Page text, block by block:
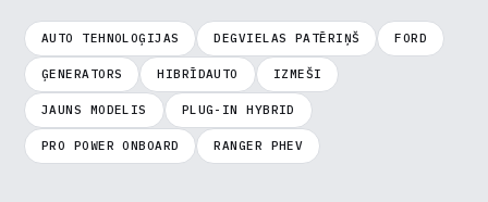
AUTO TEHNOLOĢIJAS DEGVIELAS PATĒRIŅŠ FORD
ĢENERATORS HIBRĪDAUTO IZMEŠI
JAUNS MODELIS PLUG-IN HYBRID
PRO POWER ONBOARD RANGER PHEV
Saglabāt preferences
Pieņemt visu